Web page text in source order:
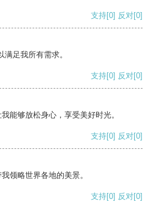
支持[0] 反对[0]
足我所有需求。
支持[0] 反对[0]
能够放松身心，享受美好时光。
支持[0] 反对[0]
领略世界各地的美景。
支持[0] 反对[0]